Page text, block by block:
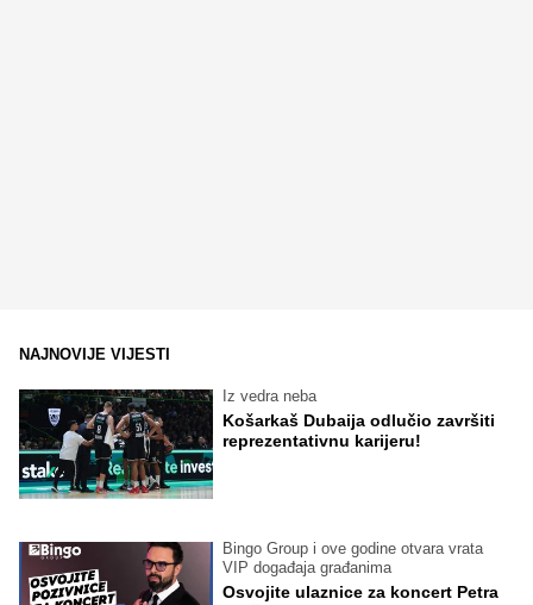
NAJNOVIJE VIJESTI
Iz vedra neba
Košarkaš Dubaija odlučio završiti
reprezentativnu karijeru!
Bingo Group i ove godine otvara vrata
VIP događaja građanima
Osvojite ulaznice za koncert Petra